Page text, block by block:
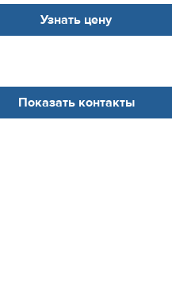
Узнать цену
Показать контакты